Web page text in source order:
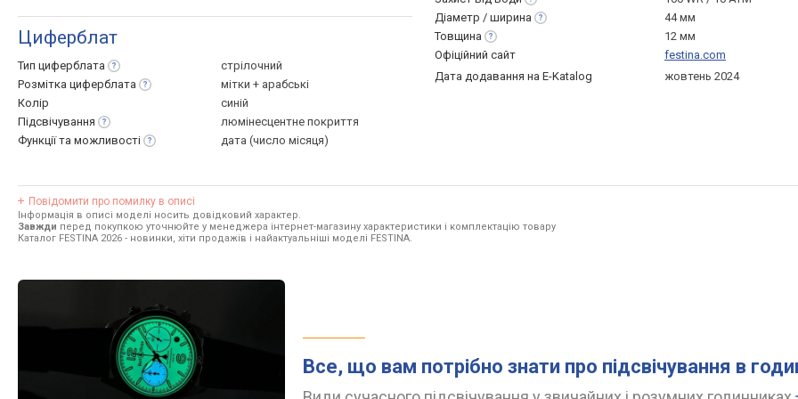
Циферблат
Тип циферблата
стрілочний
Розмітка циферблата
мітки + арабські
Колір
синій
Підсвічування
люмінесцентне покриття
Функції та можливості дата (число місяця)
Діаметр / ширина
44 мм
Товщина
12 мм
Офіційний сайт
festina.com
Дата додавання на E-Katalog
жовтень 2024
Повідомити про помилку в описі
Інформація в описі моделі носить довідковий характер.
Завжди перед покупкою уточнюйте у менеджера інтернет-магазину характеристики і комплектацію товару
Каталог FESTINA 2026 - новинки, хіти продажів і найактуальніші моделі FESTINA.
Все, що вам потрібно знати про підсвічування в